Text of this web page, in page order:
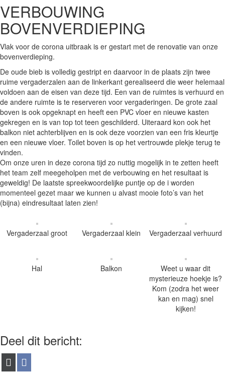
VERBOUWING
BOVENVERDIEPING
Vlak voor de corona uitbraak is er gestart met de renovatie van onze
bovenverdieping.
De oude bieb is volledig gestript en daarvoor in de plaats zijn twee
ruime vergaderzalen aan de linkerkant gerealiseerd die weer helemaal
voldoen aan de eisen van deze tijd. Een van de ruimtes is verhuurd en
de andere ruimte is te reserveren voor vergaderingen. De grote zaal
boven is ook opgeknapt en heeft een PVC vloer en nieuwe kasten
gekregen en is van top tot teen geschilderd. Uiteraard kon ook het
balkon niet achterblijven en is ook deze voorzien van een fris kleurtje
en een nieuwe vloer. Toilet boven is op het vertrouwde plekje terug te
vinden.
Om onze uren in deze corona tijd zo nuttig mogelijk in te zetten heeft
het team zelf meegeholpen met de verbouwing en het resultaat is
geweldig! De laatste spreekwoordelijke puntje op de i worden
momenteel gezet maar we kunnen u alvast mooie foto’s van het
(bijna) eindresultaat laten zien!
Vergaderzaal groot Vergaderzaal klein Vergaderzaal verhuurd
Hal Balkon
Weet u waar dit
mysterieuze hoekje is?
Kom (zodra het weer
kan en mag) snel
kijken!
Deel dit bericht:
Share
on(Twitter)